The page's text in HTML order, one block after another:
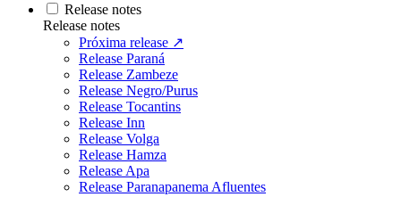
Release notes
Release notes
Próxima release ↗
Release Paraná
Release Zambeze
Release Negro/Purus
Release Tocantins
Release Inn
Release Volga
Release Hamza
Release Apa
Release Paranapanema Afluentes